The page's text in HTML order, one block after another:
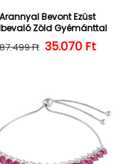
Arannyal Bevont Ezüst
Zöld Gyémánttal
Normál ár
Ft 35.070 Ft